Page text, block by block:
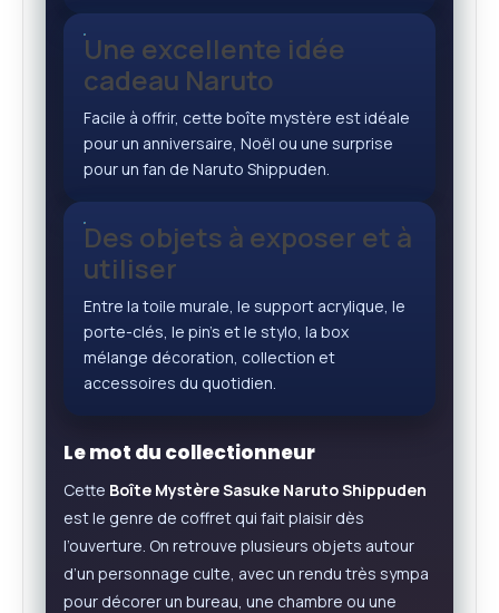
Une excellente idée
cadeau Naruto
Facile à offrir, cette boîte mystère est idéale
pour un anniversaire, Noël ou une surprise
pour un fan de Naruto Shippuden.
Des objets à exposer et à
utiliser
Entre la toile murale, le support acrylique, le
porte-clés, le pin’s et le stylo, la box
mélange décoration, collection et
accessoires du quotidien.
Le mot du collectionneur
Cette Boîte Mystère Sasuke Naruto Shippuden
est le genre de coffret qui fait plaisir dès
l’ouverture. On retrouve plusieurs objets autour
d’un personnage culte, avec un rendu très sympa
pour décorer un bureau, une chambre ou une